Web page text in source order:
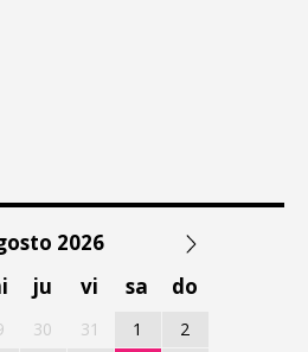
2026
ju vi sa do
30 31 1
2